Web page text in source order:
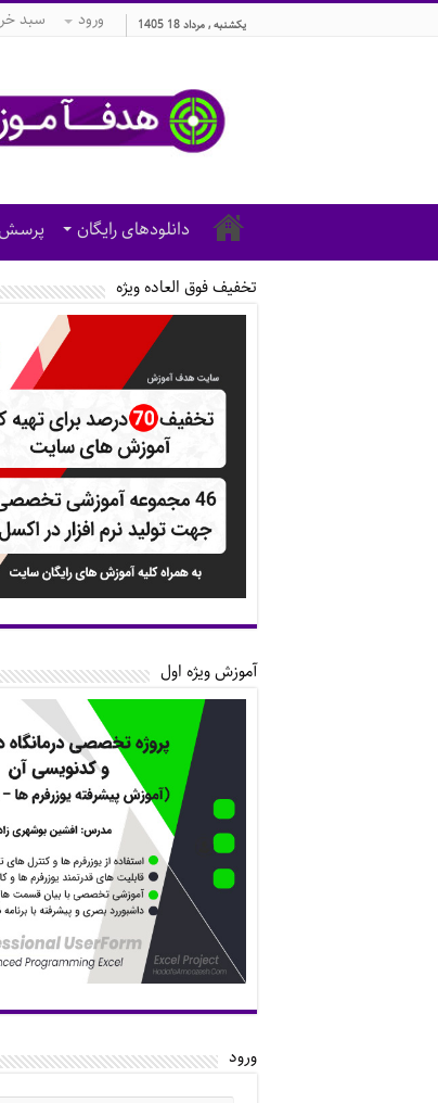
یکشنبه , مرداد 18 1405 ورود سبد
دانلودهای رایگان پرسش
تخفیف فوق العاده ویژه
آموزش ویژه اول
ورود